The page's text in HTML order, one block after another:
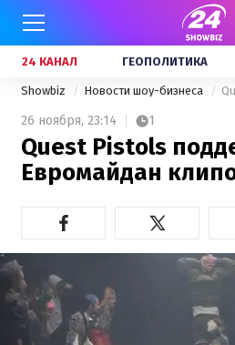
24 КАНАЛ ГЕОПОЛИТИКА
Showbiz Новости шоу-бизнеса
26 ноября, 23:14 1
Quest Pistols
Евромайдан